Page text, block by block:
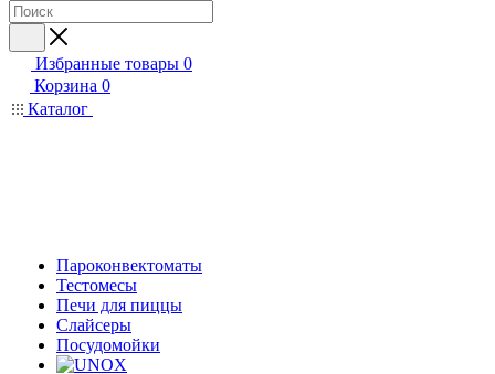
Избранные товары 0
Корзина 0
Каталог
Пароконвектоматы
Тестомесы
Печи для пиццы
Слайсеры
Посудомойки